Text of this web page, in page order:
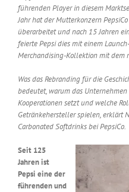
Kontakt
Messen & Events
Unternehmen
Interviews
Wissen
Product Guide
führenden Player in diesem
Jahr hat der Mutterkonzern
überarbeitet und nach 15 Jahren
feierte Pepsi dies mit einem
Merchandising-Kollektion mit dem
Was das Rebranding für die
bedeutet, warum das
Kooperationen setzt und welche
Getränkehersteller spielen, erklärt
Carbonated Softdrinks bei PepsiCo.
Seit 125
Jahren ist
Pepsi eine der
führenden und